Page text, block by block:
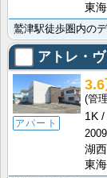
東
アトレ・
アパート
3.6
1K
湖
東